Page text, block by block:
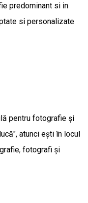
predominant si in
si personalizate
pentru fotografie și
atunci ești în locul
fotografi și